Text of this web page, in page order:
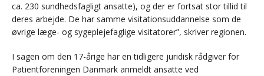
ca. 230 sundhedsfagligt ansatte), og der er fortsat stor tillid til
deres arbejde. De har samme visitationsuddannelse som de
øvrige læge- og sygeplejefaglige visitatorer”, skriver regionen.
I sagen om den 17-årige har en tidligere juridisk rådgiver for
Patientforeningen Danmark anmeldt ansatte ved